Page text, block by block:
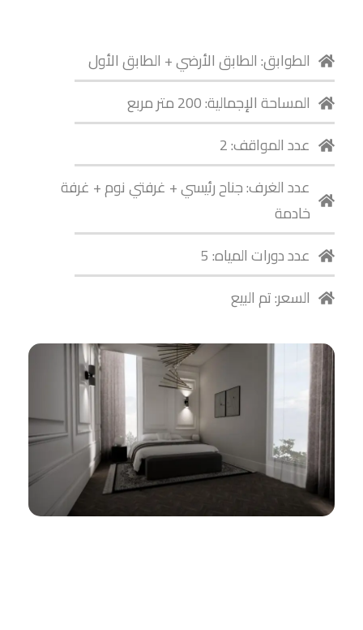
الطوابق: الطابق الأرضي + الطابق الأول
المساحة الإجمالية: 200 متر مربع
عدد المواقف: 2
عدد الغرف: جناح رئيسي + غرفتي نوم + غرفة
خادمة
عدد دورات المياه: 5
السعر: تم البيع